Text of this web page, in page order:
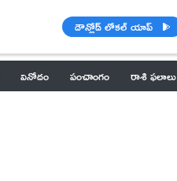
డౌన్లోడ్ లోకల్ యాప్
వినోదం పంచాంగం రాశి ఫలాలు